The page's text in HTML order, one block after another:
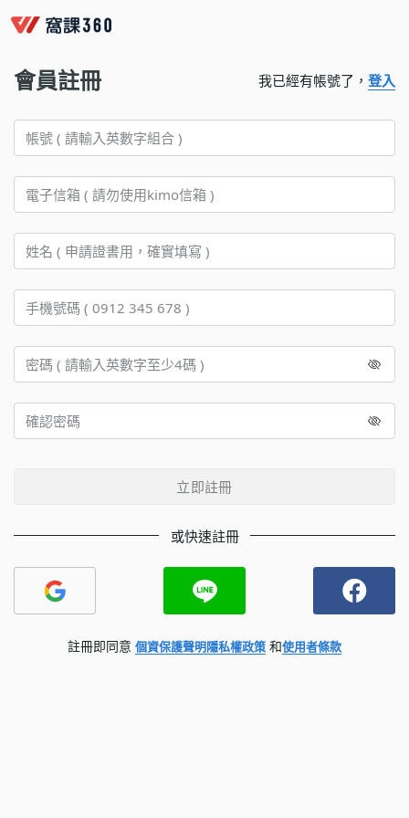
會員註冊 我已經有帳號了， 登入
立即註冊
或快速註冊
註冊即同意 個資保護聲明隱私權政策 和使用者條款